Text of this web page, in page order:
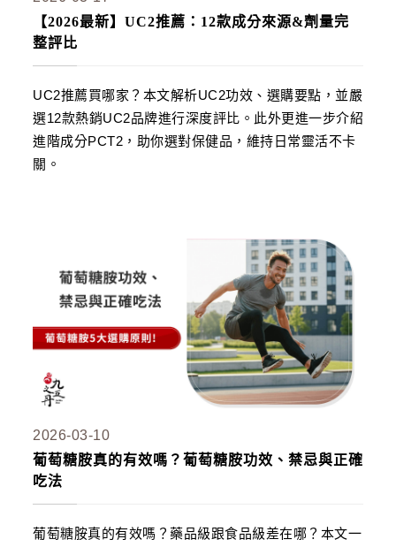
【2026最新】UC2推薦：12款成分來源&劑量完
整評比
UC2推薦買哪家？本文解析UC2功效、選購要點，並嚴
選12款熱銷UC2品牌進行深度評比。此外更進一步介紹
進階成分PCT2，助你選對保健品，維持日常靈活不卡
關。
2026-03-10
葡萄糖胺真的有效嗎？葡萄糖胺功效、禁忌與正確
吃法
葡萄糖胺真的有效嗎？藥品級跟食品級差在哪？本文一